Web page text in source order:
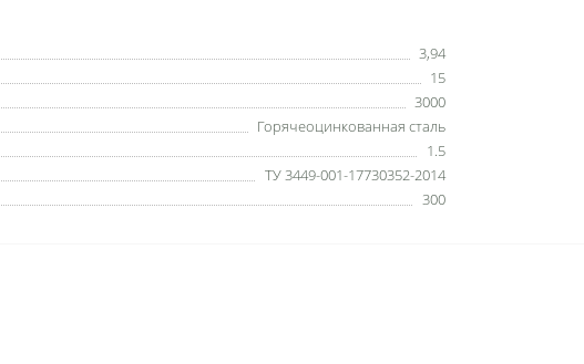
3,94
15
3000
Горячеоцинкованная сталь
1.5
ТУ 3449-001-17730352-2014
300